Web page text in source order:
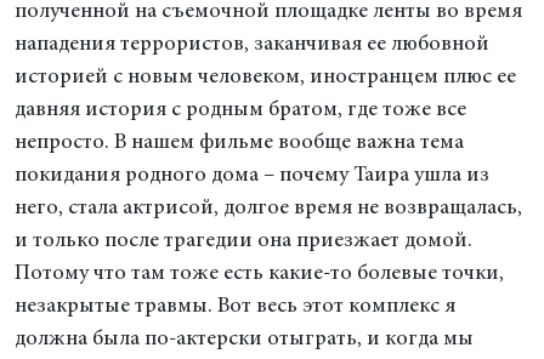
полученной на съемочной площадке ленты во время
нападения террористов, заканчивая ее любовной
историей с новым человеком, иностранцем плюс ее
давняя история с родным братом, где тоже все
непросто. В нашем фильме вообще важна тема
покидания родного дома – почему Таира ушла из
него, стала актрисой, долгое время не возвращалась,
и только после трагедии она приезжает домой.
Потому что там тоже есть какие-то болевые точки,
незакрытые травмы. Вот весь этот комплекс я
должна была по-актерски отыграть, и когда мы